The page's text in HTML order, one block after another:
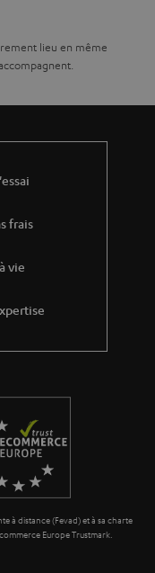
lieu en même
frais
vie
à distance (Fevad) et à sa charte
Europe Trustmark.